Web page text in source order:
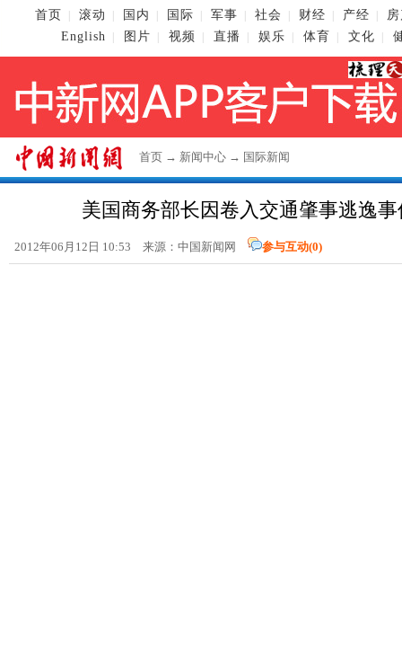
首页 滚动 国内 国际 军事 社会 财经 产经
English
图片 视频 直播 娱乐 体育 文化
首页 → 新闻中心 → 国际新闻
美国商务部长因卷入交通肇事逃逸
2012年06月12日 10:53 来源： 中国新闻网 参与互动(0)